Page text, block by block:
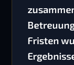
Fristen